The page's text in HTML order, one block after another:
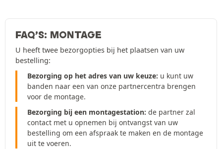
FAQ’S: MONTAGE
U heeft twee bezorgopties bij het plaatsen van uw
bestelling:
Bezorging op het adres van uw keuze: u kunt uw
banden naar een van onze partnercentra brengen
voor de montage.
Bezorging bij een montagestation: de partner zal
contact met u opnemen bij ontvangst van uw
bestelling om een afspraak te maken en de montage
uit te voeren.